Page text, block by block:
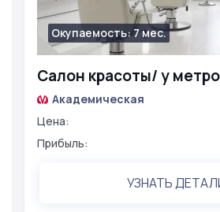
Салон красоты/ у метро
Окупаемость: 7 мес.
Академическая
Цена:
Прибыль:
УЗНАТЬ